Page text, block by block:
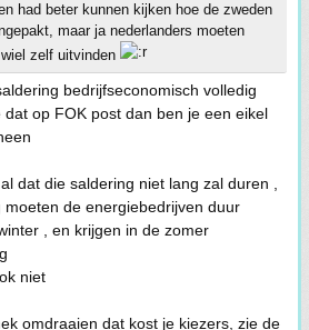
had beter kunnen kijken hoe de zweden
maar ja nederlanders moeten
zelf uitvinden
bedrijfseconomisch volledig
op FOK post dan ben je een eikel
dat die saldering niet lang zal duren ,
de energiebedrijven duur
, en krijgen in de zomer
niet
omdraaien dat kost je kiezers, zie de